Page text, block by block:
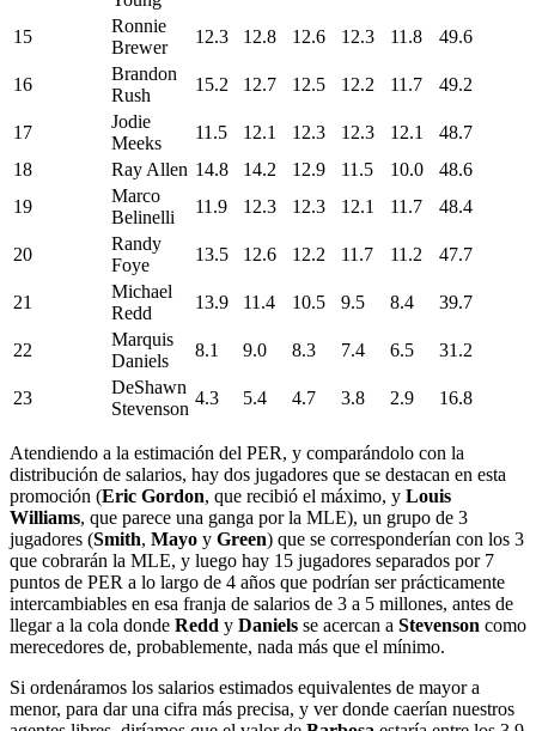
15
Ronnie
Brewer
12.3 12.8 12.6 12.3 11.8 49.6
16
Brandon
Rush
15.2 12.7 12.5 12.2 11.7 49.2
17
Jodie
Meeks
11.5 12.1 12.3 12.3 12.1
48.7
18
Ray Allen 14.8 14.2 12.9 11.5 10.0
48.6
19
Marco
Belinelli
11.9 12.3 12.3 12.1 11.7 48.4
20
Randy
Foye
13.5 12.6 12.2 11.7 11.2 47.7
21
Michael
Redd
13.9 11.4 10.5 9.5 8.4 39.7
22
Marquis
Daniels
8.1 9.0 8.3 7.4 6.5 31.2
23
DeShawn
Stevenson
4.3 5.4 4.7 3.8 2.9 16.8
Atendiendo a la estimación del PER, y comparándolo con la
distribución de salarios, hay dos jugadores que se destacan en esta
promoción (Eric Gordon, que recibió el máximo, y Louis
Williams, que parece una ganga por la MLE), un grupo de 3
jugadores (Smith, Mayo y Green) que se corresponderían con los 3
que cobrarán la MLE, y luego hay 15 jugadores separados por 7
puntos de PER a lo largo de 4 años que podrían ser prácticamente
intercambiables en esa franja de salarios de 3 a 5 millones, antes de
llegar a la cola donde Redd y Daniels se acercan a Stevenson como
merecedores de, probablemente, nada más que el mínimo.
Si ordenáramos los salarios estimados equivalentes de mayor a
menor, para dar una cifra más precisa, y ver donde caerían nuestros